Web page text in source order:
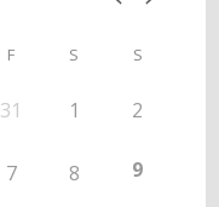
F S S
31 1 2
7 8 9